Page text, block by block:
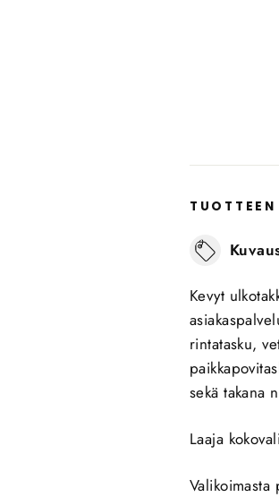
Kevyt
rintatasku,
sekä takana
Laaja
Valikoimasta